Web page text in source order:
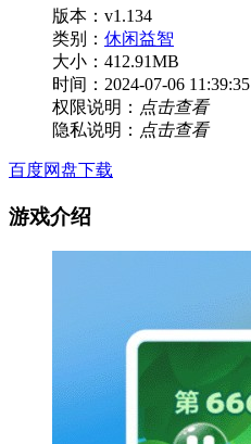
版本：v1.134
类别： 休闲益智
大小：412.91MB
时间：2024-07-06 11:39:35
权限说明： 点击查看
隐私说明： 点击查看
百度网盘下载
游戏介绍